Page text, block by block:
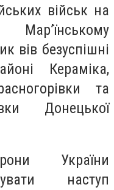
військ на
вів безуспішні
Кераміка,
та
Донецької
України
наступ